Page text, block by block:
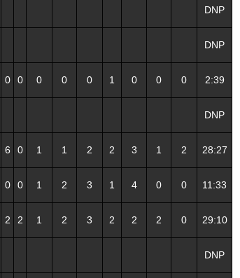
DNP
DNP
0 0 0 0 0 1 0 0 0 2:39
DNP
6 0 1 1 2 2 3 1 2 28:27
0 0 1 2 3 1 4 0 0 11:33
2 2 1 2 3 2 2 2 0 29:10
DNP